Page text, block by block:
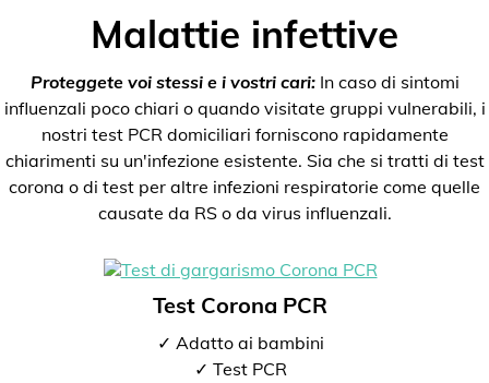
Malattie infettive
Proteggete voi stessi e i vostri cari:In caso di sintomi
influenzali poco chiari o quando visitate gruppi vulnerabili, i
nostri test PCR domiciliari forniscono rapidamente
chiarimenti su un'infezione esistente. Sia che si tratti di test
corona o di test per altre infezioni respiratorie come quelle
causate da RS o da virus influenzali.
Test Corona PCR
✓ Adatto ai bambini
✓ Test PCR